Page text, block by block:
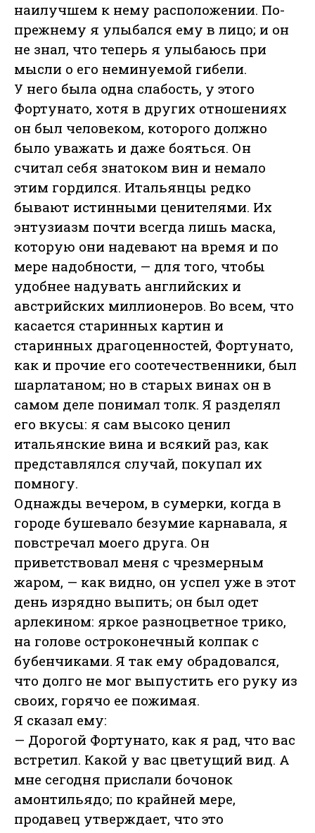
наилучшем к нему расположении. По-
прежнему я улыбался ему в лицо; и он
не знал, что теперь я улыбаюсь при
мысли о его неминуемой гибели.
У него была одна слабость, у этого
Фортунато, хотя в других отношениях
он был человеком, которого должно
было уважать и даже бояться. Он
считал себя знатоком вин и немало
этим гордился. Итальянцы редко
бывают истинными ценителями. Их
энтузиазм почти всегда лишь маска,
которую они надевают на время и по
мере надобности, — для того, чтобы
удобнее надувать английских и
австрийских миллионеров. Во всем, что
касается старинных картин и
старинных драгоценностей, Фортунато,
как и прочие его соотечественники, был
шарлатаном; но в старых винах он в
самом деле понимал толк. Я разделял
его вкусы: я сам высоко ценил
итальянские вина и всякий раз, как
представлялся случай, покупал их
помногу.
Однажды вечером, в сумерки, когда в
городе бушевало безумие карнавала, я
повстречал моего друга. Он
приветствовал меня с чрезмерным
жаром, — как видно, он успел уже в этот
день изрядно выпить; он был одет
арлекином: яркое разноцветное трико,
на голове остроконечный колпак с
бубенчиками. Я так ему обрадовался,
что долго не мог выпустить его руку из
своих, горячо ее пожимая.
Я сказал ему:
— Дорогой Фортунато, как я рад, что вас
встретил. Какой у вас цветущий вид. А
мне сегодня прислали бочонок
амонтильядо; по крайней мере,
продавец утверждает, что это